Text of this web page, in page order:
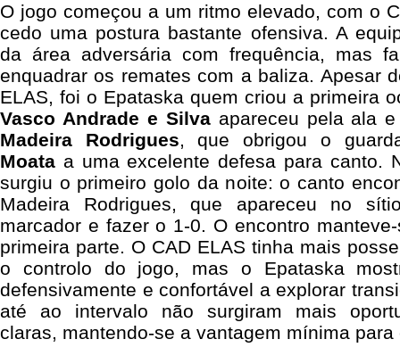
O jogo começou a um ritmo elevado, com o
cedo uma postura bastante ofensiva. A
da área adversária com frequência, mas
enquadrar os remates com a baliza. Apesar
ELAS, foi o Epataska quem criou a primeira
Vasco Andrade e Silva apareceu pela ala
Madeira Rodrigues, que obrigou o
Moata a uma excelente defesa para canto.
surgiu o primeiro golo da noite: o canto
Madeira Rodrigues, que apareceu no
marcador e fazer o 1-0. O encontro
primeira parte. O CAD ELAS tinha mais
o controlo do jogo, mas o Epataska
defensivamente e confortável a explorar
até ao intervalo não surgiram mais
claras, mantendo-se a vantagem mínima para